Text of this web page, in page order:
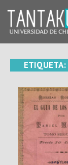
content
ETIQUETA: